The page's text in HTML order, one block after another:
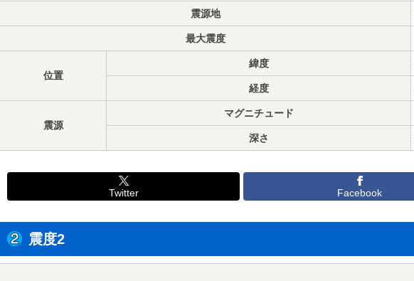
震源地
最大震度
位置
緯度
経度
震源
マグニチュード
深さ
Twitter Facebook
震度2